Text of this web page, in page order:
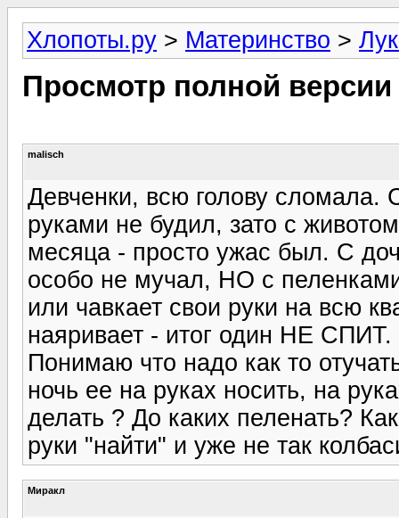
Хлопоты.ру > Материнство >
Просмотр полной
malisch
Девченки, всю голову сломала.
руками не будил, зато с
месяца - просто ужас был. С
особо не мучал, НО с
или чавкает свои руки на всю
наяривает - итог один НЕ
Понимаю что надо как то
ночь ее на руках носить, на
делать ? До каких пеленать?
руки "найти" и уже не так
Миракл